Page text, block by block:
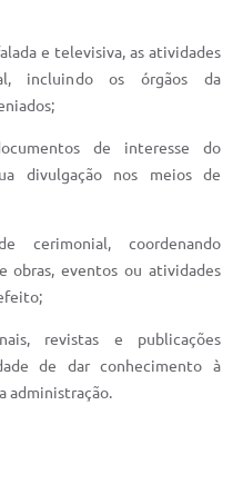
e televisiva, as atividades
incluindo os órgãos da
de interesse do
divulgação nos meios de
cerimonial, coordenando
obras, eventos ou atividades
revistas e publicações
de dar conhecimento à
administração.